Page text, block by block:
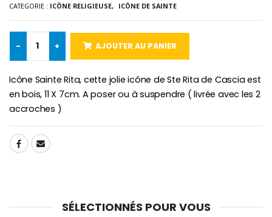
-25%
Lot de 20 Bougies de Neuvaine Blanches
€78.00 €58.50
Huile d'Onction
€2.50
CATEGORIE : ICÔNE RELIGIEUSE, ICÔNE DE SAINTE
- + AJOUTER AU PANIER
Icône Sainte Rita, cette jolie icône de Ste Rita de Cascia est
en bois, 11 X 7cm. A poser ou à suspendre ( livrée avec les 2
accroches )
SHARE:
SÉLECTIONNÉS POUR VOUS